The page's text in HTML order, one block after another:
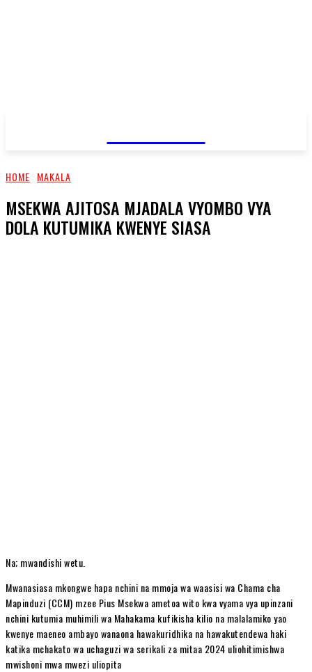
HOME MAKALA
MSEKWA AJITOSA MJADALA VYOMBO VYA
DOLA KUTUMIKA KWENYE SIASA
Na; mwandishi wetu.
Mwanasiasa mkongwe hapa nchini na mmoja wa waasisi wa Chama cha
Mapinduzi (CCM) mzee Pius Msekwa ametoa wito kwa vyama vya upinzani
nchini kutumia muhimili wa Mahakama kufikisha kilio na malalamiko yao
kwenye maeneo ambayo wanaona hawakuridhika na hawakutendewa haki
katika mchakato wa uchaguzi wa serikali za mitaa 2024 uliohitimishwa
mwishoni mwa mwezi uliopita